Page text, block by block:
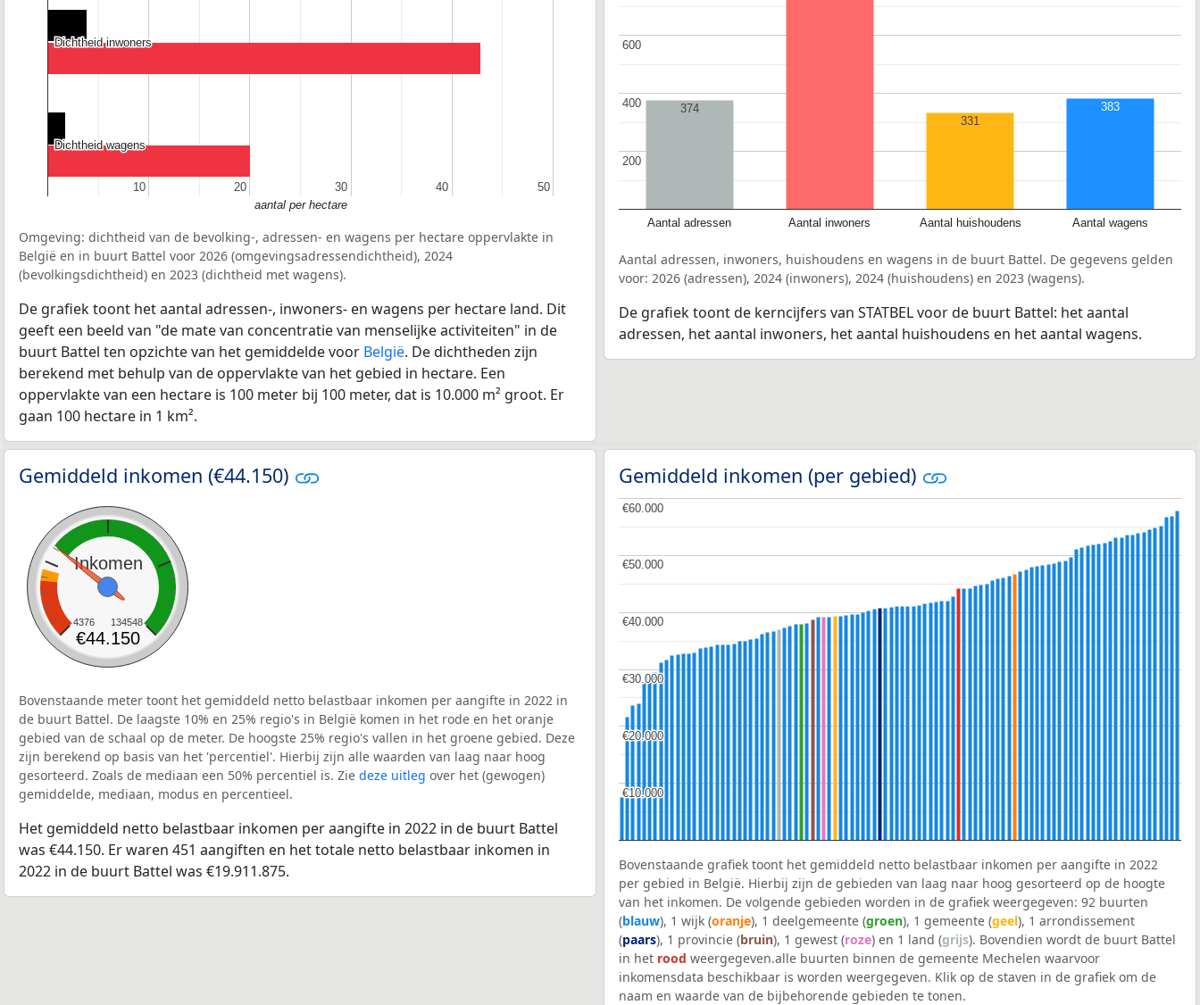
10
10 20
20 30
30 40
40 50
50
Dichtheid inwoners
Dichtheid inwoners
Dichtheid wagens
Dichtheid wagens
aantal per hectare
Omgeving: dichtheid van de bevolking-, adressen- en wagens per hectare oppervlakte in
België en in buurt Battel voor 2026 (omgevingsadressendichtheid), 2024
(bevolkingsdichtheid) en 2023 (dichtheid met wagens).
De grafiek toont het aantal adressen-, inwoners- en wagens per hectare land. Dit
geeft een beeld van "de mate van concentratie van menselijke activiteiten" in de
buurt Battel ten opzichte van het gemiddelde voor België. De dichtheden zijn
berekend met behulp van de oppervlakte van het gebied in hectare. Een
oppervlakte van een hectare is 100 meter bij 100 meter, dat is 10.000 m² groot. Er
gaan 100 hectare in 1 km².
Aantal adressen Aantal inwoners Aantal huishoudens Aantal wagens
200
200
400
400
600
600
374
331
383
Aantal adressen, inwoners, huishoudens en wagens in de buurt Battel. De gegevens gelden
voor: 2026 (adressen), 2024 (inwoners), 2024 (huishoudens) en 2023 (wagens).
De grafiek toont de kerncijfers van STATBEL voor de buurt Battel: het aantal
adressen, het aantal inwoners, het aantal huishoudens en het aantal wagens.
Gemiddeld inkomen (€44.150)
Inkomen
4376 134548
€44.150
Bovenstaande meter toont het gemiddeld netto belastbaar inkomen per aangifte in 2022 in
de buurt Battel. De laagste 10% en 25% regio's in België komen in het rode en het oranje
gebied van de schaal op de meter. De hoogste 25% regio's vallen in het groene gebied. Deze
zijn berekend op basis van het 'percentiel'. Hierbij zijn alle waarden van laag naar hoog
gesorteerd. Zoals de mediaan een 50% percentiel is. Zie deze uitleg over het (gewogen)
gemiddelde, mediaan, modus en percentieel.
Het gemiddeld netto belastbaar inkomen per aangifte in 2022 in de buurt Battel
was €44.150. Er waren 451 aangiften en het totale netto belastbaar inkomen in
2022 in de buurt Battel was €19.911.875.
Gemiddeld inkomen (per gebied)
€10.000
€10.000
€20.000
€20.000
€30.000
€30.000
€40.000
€40.000
€50.000
€50.000
€60.000
€60.000
Bovenstaande grafiek toont het gemiddeld netto belastbaar inkomen per aangifte in 2022
per gebied in België. Hierbij zijn de gebieden van laag naar hoog gesorteerd op de hoogte
van het inkomen. De volgende gebieden worden in de grafiek weergegeven: 92 buurten
(blauw), 1 wijk (oranje), 1 deelgemeente (groen), 1 gemeente (geel), 1 arrondissement
(paars), 1 provincie (bruin), 1 gewest (roze) en 1 land (grijs). Bovendien wordt de buurt Battel
in het rood weergegeven.alle buurten binnen de gemeente Mechelen waarvoor
inkomensdata beschikbaar is worden weergegeven. Klik op de staven in de grafiek om de
naam en waarde van de bijbehorende gebieden te tonen.